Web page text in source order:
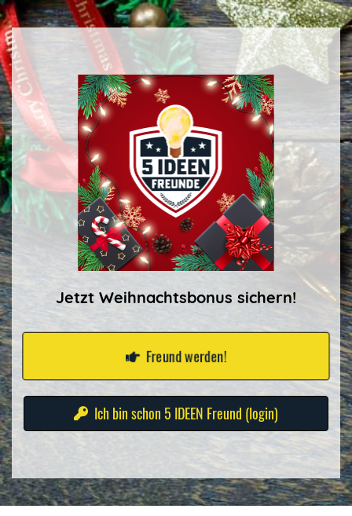
Jetzt Weihnachtsbonus sichern!
Freund werden!
Ich bin schon 5 IDEEN Freund (login)